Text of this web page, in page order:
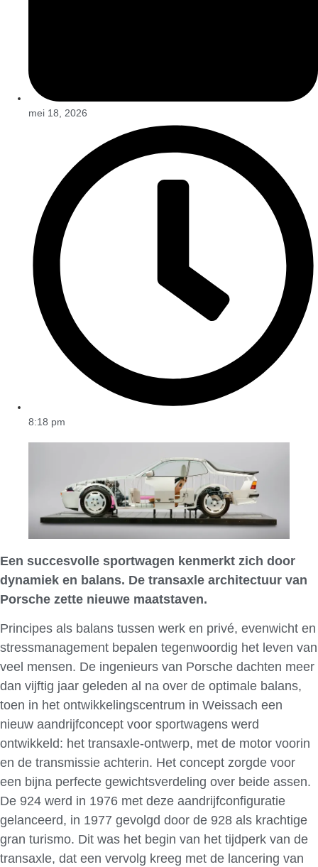
mei 18, 2026
8:18 pm
Een succesvolle sportwagen kenmerkt zich door
dynamiek en balans. De transaxle architectuur van
Porsche zette nieuwe maatstaven.
Principes als balans tussen werk en privé, evenwicht en
stressmanagement bepalen tegenwoordig het leven van
veel mensen. De ingenieurs van Porsche dachten meer
dan vijftig jaar geleden al na over de optimale balans,
toen in het ontwikkelingscentrum in Weissach een
nieuw aandrijfconcept voor sportwagens werd
ontwikkeld: het transaxle-ontwerp, met de motor voorin
en de transmissie achterin. Het concept zorgde voor
een bijna perfecte gewichtsverdeling over beide assen.
De 924 werd in 1976 met deze aandrijfconfiguratie
gelanceerd, in 1977 gevolgd door de 928 als krachtige
gran turismo. Dit was het begin van het tijdperk van de
transaxle, dat een vervolg kreeg met de lancering van